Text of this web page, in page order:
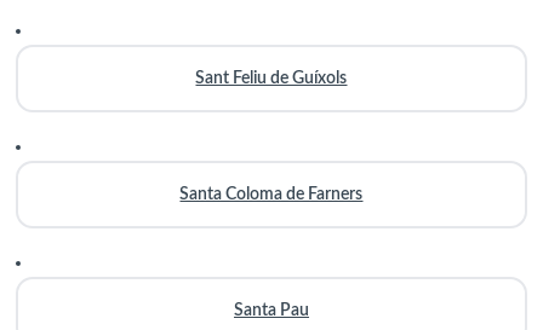
Sant Feliu de Guíxols
Santa Coloma de Farners
Santa Pau